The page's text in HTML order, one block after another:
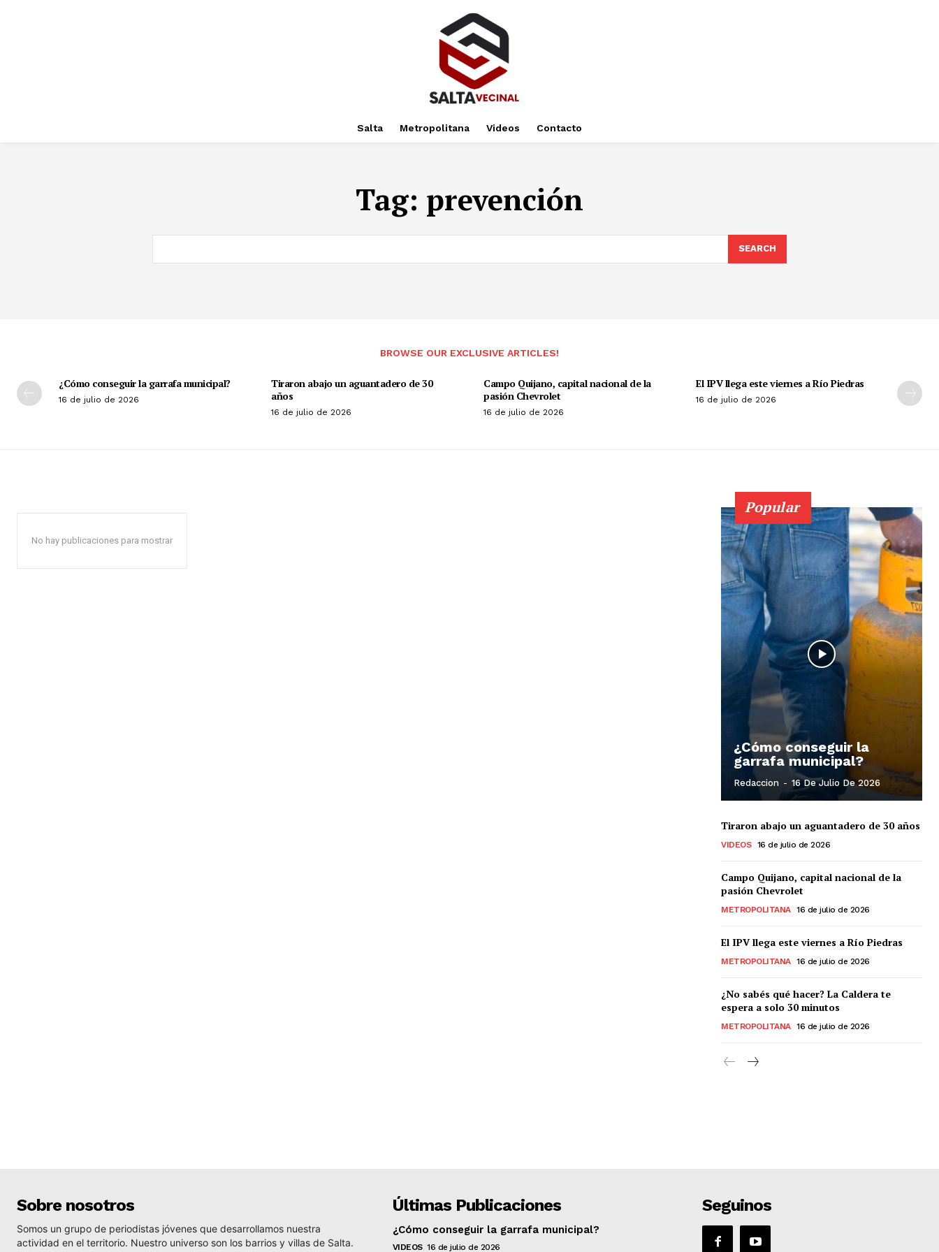
Salta Metropolitana Videos Contacto
Tag: prevención
SEARCH
BROWSE OUR EXCLUSIVE ARTICLES!
¿Cómo conseguir la garrafa municipal?
16 de julio de 2026
Tiraron abajo un aguantadero de 30
años
16 de julio de 2026
Campo Quijano, capital nacional de la
pasión Chevrolet
16 de julio de 2026
El IPV llega este viernes a Río Piedras
16 de julio de 2026
No hay publicaciones para mostrar
Popular
¿Cómo conseguir la
garrafa municipal?
Redaccion - 16 De Julio De 2026
Tiraron abajo un aguantadero de 30 años
VIDEOS 16 de julio de 2026
Campo Quijano, capital nacional de la
pasión Chevrolet
METROPOLITANA 16 de julio de 2026
El IPV llega este viernes a Río Piedras
METROPOLITANA 16 de julio de 2026
¿No sabés qué hacer? La Caldera te
espera a solo 30 minutos
METROPOLITANA 16 de julio de 2026
Sobre nosotros
Somos un grupo de periodistas jóvenes que desarrollamos nuestra
actividad en el territorio. Nuestro universo son los barrios y villas de Salta.
Últimas Publicaciones
¿Cómo conseguir la garrafa municipal?
VIDEOS 16 de julio de 2026
Seguinos